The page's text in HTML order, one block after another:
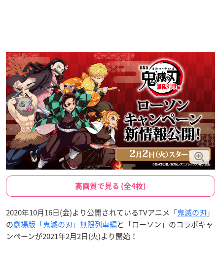
高画質で見る (全4枚)
2020年10月16日(金)より公開されているTVアニメ「鬼滅の刃 」
の劇場版「鬼滅の刃」無限列車編と「ローソン」のコラボキャ
ンペーンが2021年2月2日(火)より開始！